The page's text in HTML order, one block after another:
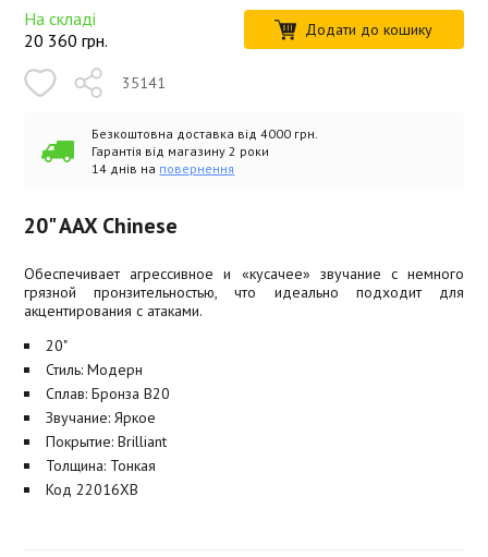
На складі
20 360 грн. Додати до кошику
35141
Безкоштовна доставка від 4000 грн.
Гарантія від магазину 2 роки
14 днів на повернення
20" AAX Chinese
Обеспечивает агрессивное и «кусачее» звучание с немного
грязной пронзительностью, что идеально подходит для
акцентирования с атаками.
20"
Стиль: Модерн
Сплав: Бронза B20
Звучание: Яркое
Покрытие: Brilliant
Толщина: Тонкая
Код 22016XB